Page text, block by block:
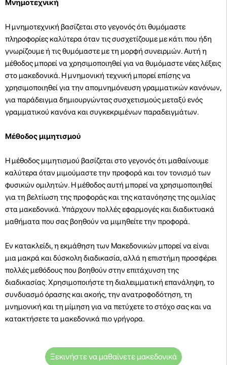
Μνημοτεχνική
Η μνημοτεχνική βασίζεται στο γεγονός ότι θυμόμαστε
πληροφορίες καλύτερα όταν τις συσχετίζουμε με κάτι που ήδη
γνωρίζουμε ή τις θυμόμαστε με τη μορφή συνειρμών. Αυτή η
μέθοδος μπορεί να χρησιμοποιηθεί για να θυμόμαστε νέες λέξεις
στο μακεδονικά. Η μνημονική τεχνική μπορεί επίσης να
χρησιμοποιηθεί για την απομνημόνευση γραμματικών κανόνων,
για παράδειγμα δημιουργώντας συσχετισμούς μεταξύ ενός
γραμματικού κανόνα και συγκεκριμένων παραδειγμάτων.
Μέθοδος μιμητισμού
Η μέθοδος μιμητισμού βασίζεται στο γεγονός ότι μαθαίνουμε
καλύτερα όταν μιμούμαστε την προφορά και τον τονισμό των
φυσικών ομιλητών. Η μέθοδος αυτή μπορεί να χρησιμοποιηθεί
για τη βελτίωση της προφοράς και της κατανόησης της ομιλίας
στα μακεδονικά. Υπάρχουν πολλές εφαρμογές και διαδικτυακά
μαθήματα που σας βοηθούν να μιμηθείτε την προφορά.
Εν κατακλείδι, η εκμάθηση των Μακεδονικών μπορεί να είναι
μια μακρά και δύσκολη διαδικασία, αλλά η επιστήμη προσφέρει
πολλές μεθόδους που βοηθούν στην επιτάχυνση της
διαδικασίας. Χρησιμοποιήστε τη διαλειμματική επανάληψη, το
συνδυασμό όρασης και ακοής, την ανατροφοδότηση, τη
μνημονική και τη μίμηση για να πετύχετε το στόχο σας και να
κατακτήσετε τα μακεδονικά πιο γρήγορα.
Ξεκινήστε να μαθαίνετε μακεδονικά